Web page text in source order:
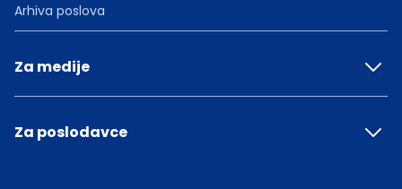
Arhiva poslova
Za medije
Za poslodavce